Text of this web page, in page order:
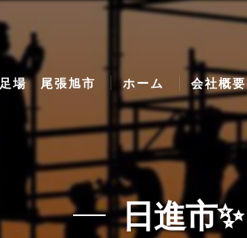
場 尾張旭市 ホーム 会社概要
日進市✨